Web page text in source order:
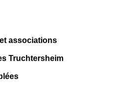
associations
Truchtersheim